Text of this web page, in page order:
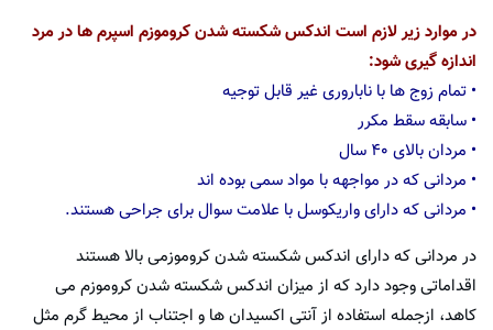
در موارد زیر لازم است اندکس شکسته شدن کروموزم اسپرم ها در مرد
اندازه گیری شود:
• تمام زوج ها با ناباروری غیر قابل توجیه
• سابقه سقط مکرر
• مردان بالای ۴۰ سال
• مردانی که در مواجهه با مواد سمی بوده اند
• مردانی که دارای واریکوسل با علامت سوال برای جراحی هستند.
در مردانی که دارای اندکس شکسته شدن کروموزمی بالا هستند
اقداماتی وجود دارد که از میزان اندکس شکسته شدن کروموزم می
کاهد، ازجمله استفاده از آنتی اکسیدان ها و اجتناب از محیط گرم مثل